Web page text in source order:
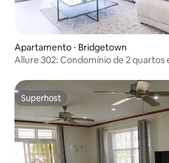
Apartamento ⋅ Bridgetown
Allure 302: Condomínio de 2 quartos
Superhost
Superhost